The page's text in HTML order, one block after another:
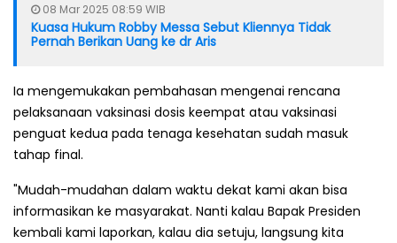
08 Mar 2025 08:59 WIB
Kuasa Hukum Robby Messa Sebut Kliennya Tidak
Pernah Berikan Uang ke dr Aris
Ia mengemukakan pembahasan mengenai rencana
pelaksanaan vaksinasi dosis keempat atau vaksinasi
penguat kedua pada tenaga kesehatan sudah masuk
tahap final.
"Mudah-mudahan dalam waktu dekat kami akan bisa
informasikan ke masyarakat. Nanti kalau Bapak Presiden
kembali kami laporkan, kalau dia setuju, langsung kita